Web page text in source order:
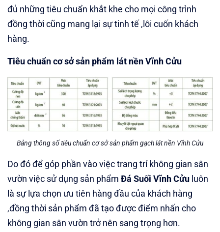
đủ những tiêu chuẩn khắt khe cho mọi công trình
đồng thời cũng mang lại sự tinh tế ,lôi cuốn khách
hàng.
Tiêu chuẩn cơ sở sản phẩm lát nền Vĩnh Cửu
Bảng thông số tiêu chuẩn cơ sở sản phẩm gạch lát nền Vĩnh Cửu
Do đó để góp phần vào việc trang trí không gian sân
vườn việc sử dụng sản phẩm Đá Suối Vĩnh Cửu luôn
là sự lựa chọn ưu tiên hàng đầu của khách hàng
,đồng thời sản phẩm đã tạo được điểm nhấn cho
không gian sân vườn trở nên sang trọng hơn.